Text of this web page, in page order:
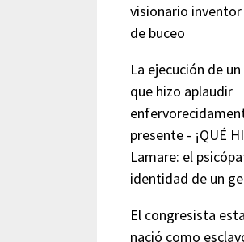
visionario
de buceo
La ejecución de
que hizo aplaudir
presente - ¡QUÉ
Lamare: el
identidad de un
El congresista
nació como